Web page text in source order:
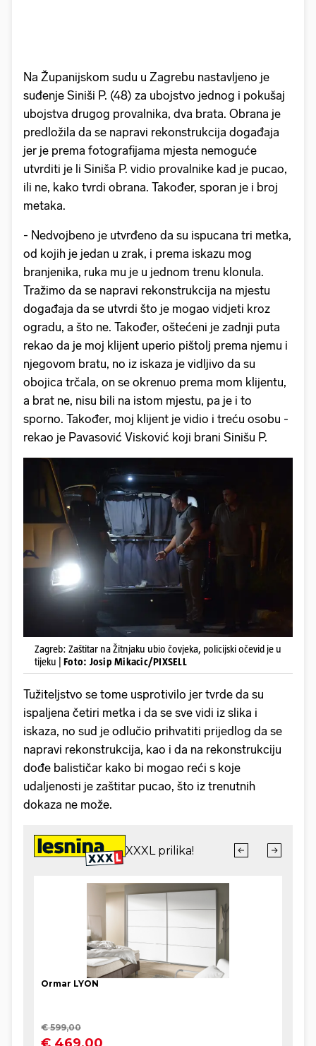
Na Županijskom sudu u Zagrebu nastavljeno je
suđenje Siniši P. (48) za ubojstvo jednog i pokušaj
ubojstva drugog provalnika, dva brata. Obrana je
predložila da se napravi rekonstrukcija događaja
jer je prema fotografijama mjesta nemoguće
utvrditi je li Siniša P. vidio provalnike kad je pucao,
ili ne, kako tvrdi obrana. Također, sporan je i broj
metaka.
- Nedvojbeno je utvrđeno da su ispucana tri metka,
od kojih je jedan u zrak, i prema iskazu mog
branjenika, ruka mu je u jednom trenu klonula.
Tražimo da se napravi rekonstrukcija na mjestu
događaja da se utvrdi što je mogao vidjeti kroz
ogradu, a što ne. Također, oštećeni je zadnji puta
rekao da je moj klijent uperio pištolj prema njemu i
njegovom bratu, no iz iskaza je vidljivo da su
obojica trčala, on se okrenuo prema mom klijentu,
a brat ne, nisu bili na istom mjestu, pa je i to
sporno. Također, moj klijent je vidio i treću osobu -
rekao je Pavasović Visković koji brani Sinišu P.
Zagreb: Zaštitar na Žitnjaku ubio čovjeka, policijski očevid je u
tijeku | Foto: Josip Mikacic/PIXSELL
Tužiteljstvo se tome usprotivilo jer tvrde da su
ispaljena četiri metka i da se sve vidi iz slika i
iskaza, no sud je odlučio prihvatiti prijedlog da se
napravi rekonstrukcija, kao i da na rekonstrukciju
dođe balističar kako bi mogao reći s koje
udaljenosti je zaštitar pucao, što iz trenutnih
dokaza ne može.